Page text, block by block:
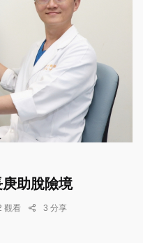
助脫險境
觀看 3 分享